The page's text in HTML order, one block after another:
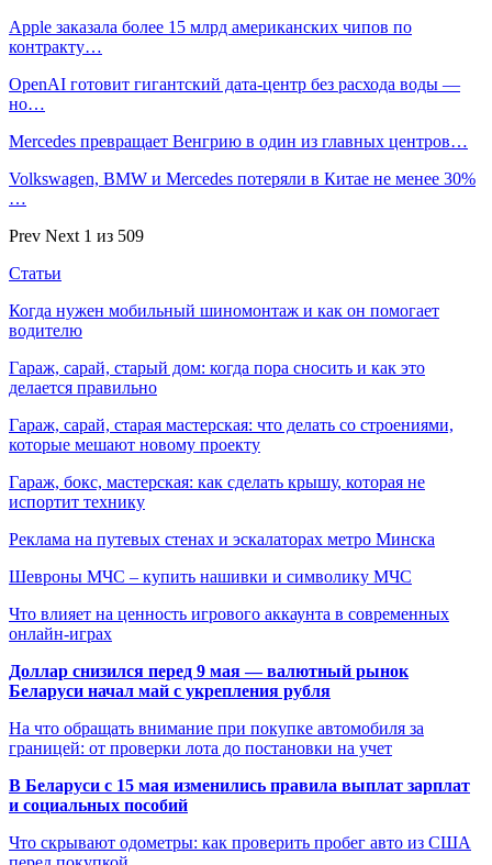
Apple заказала более 15 млрд американских чипов по
контракту…
OpenAI готовит гигантский дата-центр без расхода воды —
но…
Mercedes превращает Венгрию в один из главных центров…
Volkswagen, BMW и Mercedes потеряли в Китае не менее 30%
…
Prev Next 1 из 509
Статьи
Когда нужен мобильный шиномонтаж и как он помогает
водителю
Гараж, сарай, старый дом: когда пора сносить и как это
делается правильно
Гараж, сарай, старая мастерская: что делать со строениями,
которые мешают новому проекту
Гараж, бокс, мастерская: как сделать крышу, которая не
испортит технику
Реклама на путевых стенах и эскалаторах метро Минска
Шевроны МЧС – купить нашивки и символику МЧС
Что влияет на ценность игрового аккаунта в современных
онлайн-играх
Доллар снизился перед 9 мая — валютный рынок
Беларуси начал май с укрепления рубля
На что обращать внимание при покупке автомобиля за
границей: от проверки лота до постановки на учет
В Беларуси с 15 мая изменились правила выплат зарплат
и социальных пособий
Что скрывают одометры: как проверить пробег авто из США